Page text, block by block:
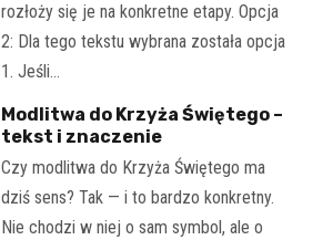
rozłoży się je na konkretne etapy. Opcja
2: Dla tego tekstu wybrana została opcja
1. Jeśli…
Modlitwa do Krzyża Świętego –
tekst i znaczenie
Czy modlitwa do Krzyża Świętego ma
dziś sens? Tak — i to bardzo konkretny.
Nie chodzi w niej o sam symbol, ale o